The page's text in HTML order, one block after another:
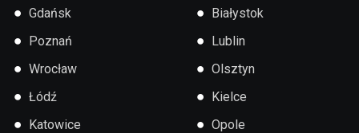
● Gdańsk
● Poznań
● Wrocław
● Łódź
● Katowice
● Białystok
● Lublin
● Olsztyn
● Kielce
● Opole